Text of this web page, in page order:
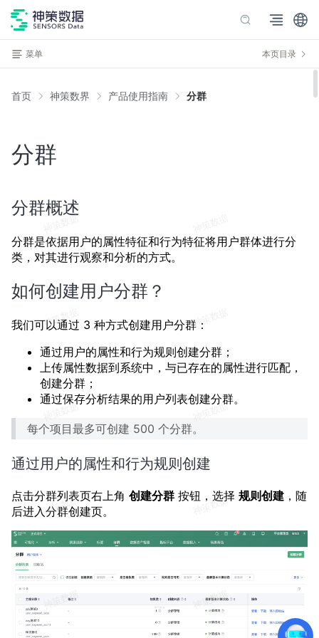
菜单 本页目录
首页 神策数界 产品使用指南 分群
分群
分群概述
分群是依据用户的属性特征和行为特征将用户群体进行分
类，对其进行观察和分析的方式。
如何创建用户分群？
我们可以通过 3 种方式创建用户分群：
通过用户的属性和行为规则创建分群；
上传属性数据到系统中，与已存在的属性进行匹配，
创建分群；
通过保存分析结果的用户列表创建分群。
每个项目最多可创建 500 个分群。
通过用户的属性和行为规则创建
点击分群列表页右上角 创建分群 按钮，选择 规则创建 ，随
后进入分群创建页。